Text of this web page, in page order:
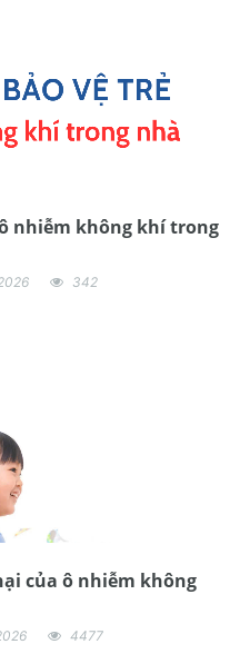
nhiễm không khí trong
342
của ô nhiễm không
4477